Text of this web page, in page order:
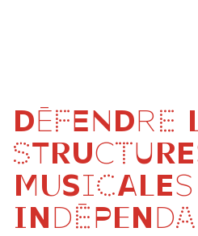
DÉFENDRE
MUSICALES